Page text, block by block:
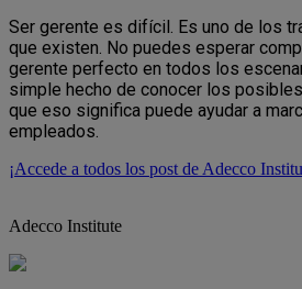
Ser gerente es difícil. Es uno de los
que existen. No puedes esperar
gerente perfecto en todos los
simple hecho de conocer los
que eso significa puede ayudar a
empleados.
¡Accede a todos los post de Adecco
Adecco Institute